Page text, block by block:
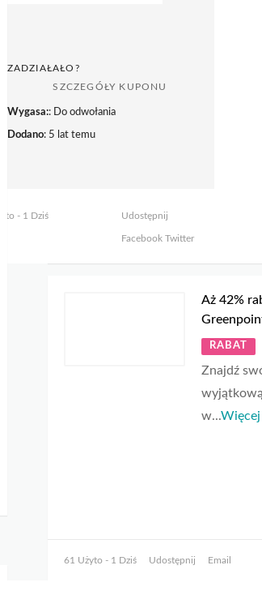
ZADZIAŁAŁO?
SZCZEGÓŁY KUPONU
Wygasa:: Do odwołania
Dodano: 5 lat temu
- 1 Dziś Udostępnij
FacebookTwitter
Aż 42%
RABAT
Znajdź
w...Więcej
61 Użyto - 1 Dziś Udostępnij Email